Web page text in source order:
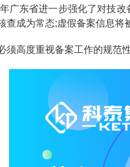
东省进一步强化了对技改
查成为常态;虚假备案信息将
高度重视备案工作的规范性